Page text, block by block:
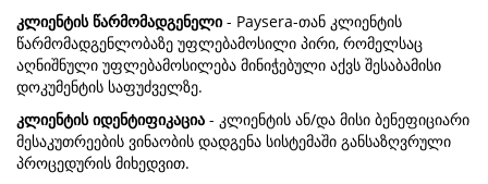
კლიენტის წარმომადგენელი - Paysera-თან კლიენტის
წარმომადგენლობაზე უფლებამოსილი პირი, რომელსაც
აღნიშნული უფლებამოსილება მინიჭებული აქვს შესაბამისი
დოკუმენტის საფუძველზე.
კლიენტის იდენტიფიკაცია - კლიენტის ან/და მისი ბენეფიციარი
მესაკუთრეების ვინაობის დადგენა სისტემაში განსაზღვრული
პროცედურის მიხედვით.